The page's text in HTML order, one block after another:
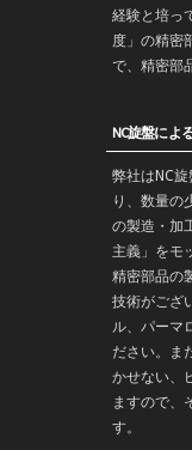
経験と培っ
度」の精密
で、精密部
NC旋盤によ
弊社はNC
り、数量の
の製造・加
主義」をモ
精密部品の
技術がござ
ル、パーマ
ださい。ま
かせない、
ますので、
す。